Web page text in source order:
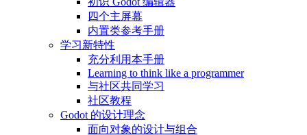
四个主屏幕
内置类参考手册
学习新特性
充分利用本手册
Learning to think like a programmer
与社区共同学习
社区教程
Godot 的设计理念
面向对象的设计与组合